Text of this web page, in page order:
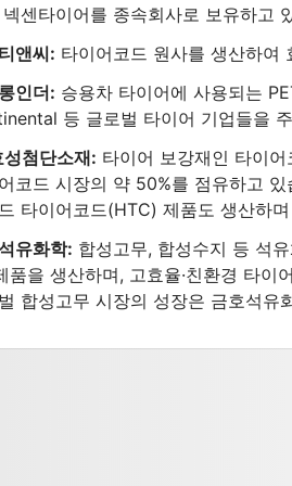
센타이어를 종속회사로 보유하고
앤씨: 타이어코드 원사를 생산하여
인더: 승용차 타이어에 사용되는
등 글로벌 타이어 기업들을
성첨단소재: 타이어 보강재인 타이
코드 시장의 약 50%를 점유하고
타이어코드(HTC) 제품도 생산하
유화학: 합성고무, 합성수지 등 석
품을 생산하며, 고효율·친환경 타이
합성고무 시장의 성장은 금호석유